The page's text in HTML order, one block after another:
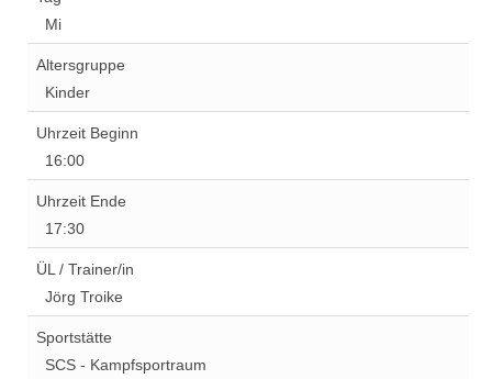
Mi
Altersgruppe
Kinder
Uhrzeit Beginn
16:00
Uhrzeit Ende
17:30
ÜL / Trainer/in
Jörg Troike
Sportstätte
SCS - Kampfsportraum